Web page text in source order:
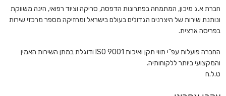
חברת א.ג מיכון, המתמחה בפתרונות הדפסה, סריקה וציוד רפואי, הינה משווקת
ונותנת שירות של היצרנים הגדולים בעולם בישראל ומחזיקה מספר מרכזי שירות
בפריסה ארצית.
החברה פועלות עפ"י תווי תקן ואיכות ISO 9001 ודוגלת במתן השירות האמין
והמקצועי ביותר ללקוחותיה.
ט.ל.ח